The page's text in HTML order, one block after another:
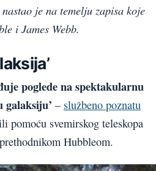
nastao je na temelju zapisa koje
i James Webb.
poglede na spektakularnu
galaksiju’ – službeno poznatu
pomoću svemirskog teleskopa
Hubbleom.